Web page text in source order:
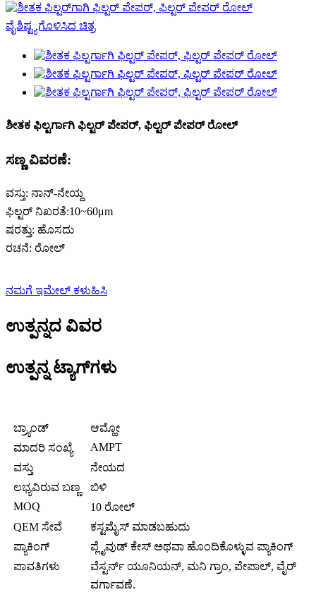
ಶೀತಕ ಫಿಲ್ಟರ್ಗಾಗಿ ಫಿಲ್ಟರ್ ಪೇಪರ್, ಫಿಲ್ಟರ್ ಪೇಪರ್ ರೋಲ್
ಸಣ್ಣ ವಿವರಣೆ:
ವಸ್ತು: ನಾನ್-ನೇಯ್ದ
ಫಿಲ್ಟರ್ ನಿಖರತೆ:10~60μm
ಷರತ್ತು: ಹೊಸದು
ರಚನೆ: ರೋಲ್
ನಮಗೆ ಇಮೇಲ್ ಕಳುಹಿಸಿ
ಉತ್ಪನ್ನದ ವಿವರ
ಉತ್ಪನ್ನ ಟ್ಯಾಗ್‌ಗಳು
ಬ್ರ್ಯಾಂಡ್
ಆಮ್ಹೋ
ಮಾದರಿ ಸಂಖ್ಯೆ
AMPT
ವಸ್ತು
ನೇಯದ
ಲಭ್ಯವಿರುವ ಬಣ್ಣ
ಬಿಳಿ
MOQ
10 ರೋಲ್
QEM ಸೇವೆ
ಕಸ್ಟಮೈಸ್ ಮಾಡಬಹುದು
ಪ್ಯಾಕಿಂಗ್
ಪ್ಲೈವುಡ್ ಕೇಸ್ ಅಥವಾ ಹೊಂದಿಕೊಳ್ಳುವ ಪ್ಯಾಕಿಂಗ್
ಪಾವತಿಗಳು
ವೆಸ್ಟರ್ನ್ ಯೂನಿಯನ್, ಮನಿ ಗ್ರಾಂ, ಪೇಪಾಲ್, ವೈರ್
ವರ್ಗಾವಣೆ.